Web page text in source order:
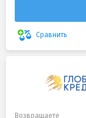
Сравнить
Возвращаете